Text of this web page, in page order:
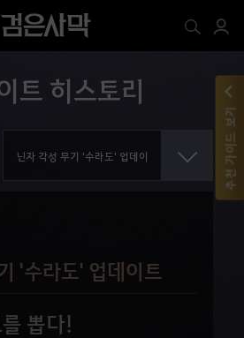
트 히스토리
'수라도' 업데이트
뽑다!
추천 가이드 보기